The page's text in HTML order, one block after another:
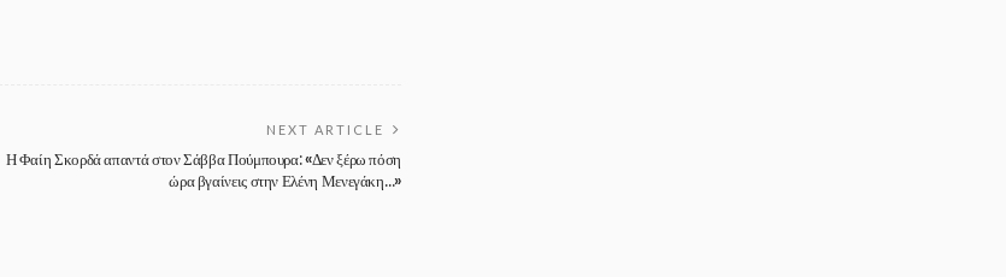
NEXT ARTICLE
Η Φαίη Σκορδά απαντά στον Σάββα Πούμπουρα: «Δεν ξέρω πόση
ώρα βγαίνεις στην Ελένη Μενεγάκη…»